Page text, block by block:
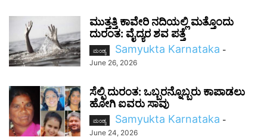
ಮುತ್ತತ್ತಿ ಕಾವೇರಿ ನದಿಯಲ್ಲಿ ಮತ್ತೊಂದು
ದುರಂತ: ವೈದ್ಯರ ಶವ ಪತ್ತೆ
ಮಂಡ್ಯ Samyukta Karnataka -
June 26, 2026
ಸೆಲ್ಫಿ ದುರಂತ: ಒಬ್ಬರನ್ನೊಬ್ಬರು ಕಾಪಾಡಲು
ಹೋಗಿ ಐವರು ಸಾವು
ಮಂಡ್ಯ Samyukta Karnataka -
June 24, 2026